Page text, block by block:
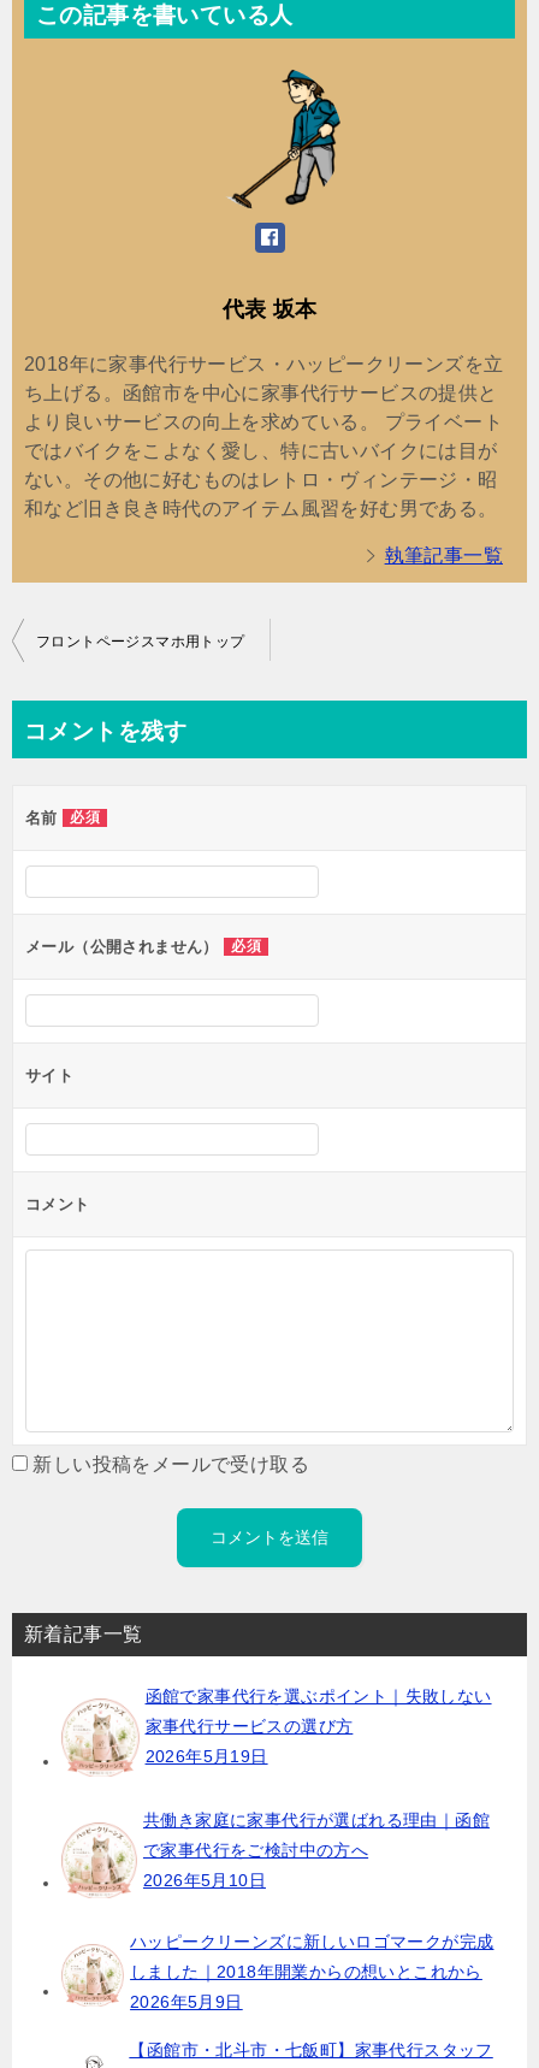
この記事を書いている人
代表 坂本
2018年に家事代行サービス・ハッピークリーンズを立
ち上げる。函館市を中心に家事代行サービスの提供と
より良いサービスの向上を求めている。 プライベート
ではバイクをこよなく愛し、特に古いバイクには目が
ない。その他に好むものはレトロ・ヴィンテージ・昭
和など旧き良き時代のアイテム風習を好む男である。
執筆記事一覧
投
ビ
ー
シ
ョ
ン
フロントページスマホ用トップ
コメントを残す
名前 必須
メール（公開されません） 必須
サイト
コメント
新しい投稿をメールで受け取る
新着記事一覧
函館で家事代行を選ぶポイント｜失敗しない
家事代行サービスの選び方
2026年5月19日
共働き家庭に家事代行が選ばれる理由｜函館
で家事代行をご検討中の方へ
2026年5月10日
ハッピークリーンズに新しいロゴマークが完成
しました｜2018年開業からの想いとこれから
2026年5月9日
【函館市・北斗市・七飯町】家事代行スタッフ